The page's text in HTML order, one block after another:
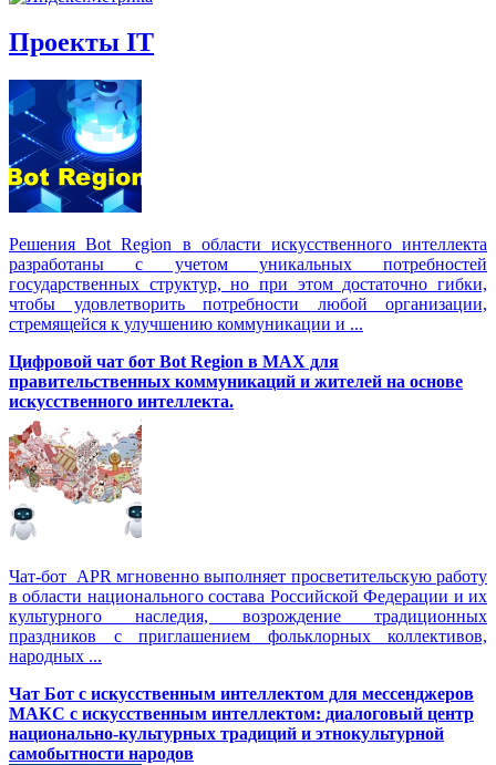
Проекты IT
Решения Вot Region в области искусственного интеллекта
разработаны с учетом уникальных потребностей
государственных структур, но при этом достаточно гибки,
чтобы удовлетворить потребности любой организации,
стремящейся к улучшению коммуникации и ...
Цифровой чат бот Вot Region в MAX для
правительственных коммуникаций и жителей на основе
искусственного интеллекта.
Чат-бот APR мгновенно выполняет просветительскую работу
в области национального состава Российской Федерации и их
культурного наследия, возрождение традиционных
праздников с приглашением фольклорных коллективов,
народных ...
Чат Бот с искусственным интеллектом для мессенджеров
МАКС с искусственным интеллектом: диалоговый центр
национально-культурных традиций и этнокультурной
самобытности народов